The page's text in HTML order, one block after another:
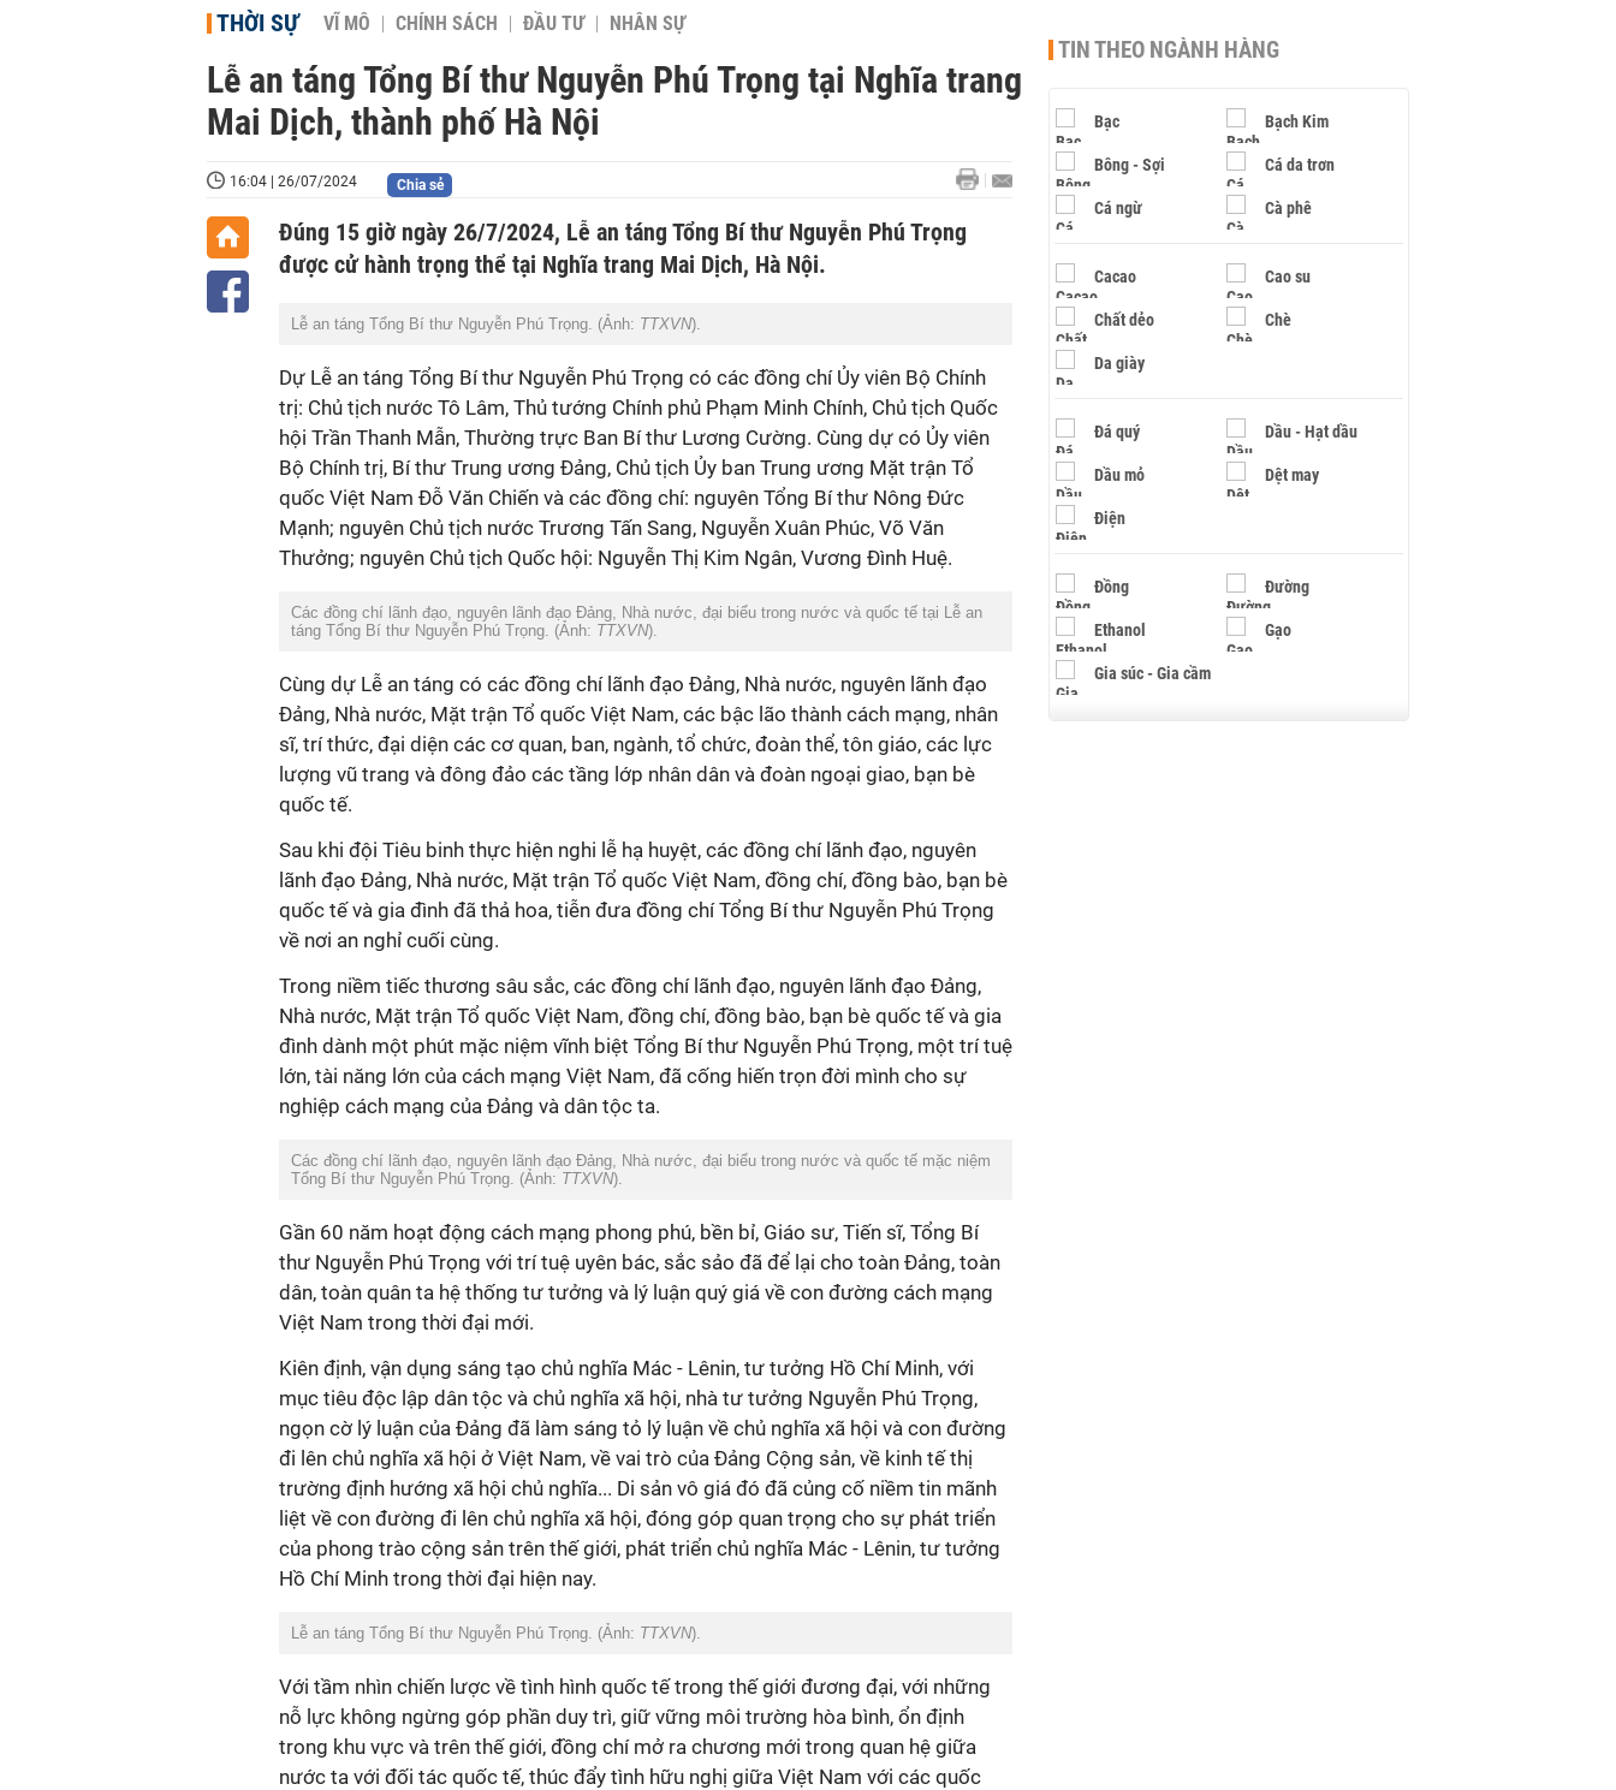
THỜI SỰ VĨ MÔ CHÍNH SÁCH ĐẦU TƯ NHÂN SỰ
Lễ an táng Tổng Bí thư Nguyễn Phú Trọng tại Nghĩa trang
Mai Dịch, thành phố Hà Nội
16:04 | 26/07/2024 Chia sẻ
Đúng 15 giờ ngày 26/7/2024, Lễ an táng Tổng Bí thư Nguyễn Phú Trọng
được cử hành trọng thể tại Nghĩa trang Mai Dịch, Hà Nội.
Lễ an táng Tổng Bí thư Nguyễn Phú Trọng. (Ảnh: TTXVN).
Dự Lễ an táng Tổng Bí thư Nguyễn Phú Trọng có các đồng chí Ủy viên Bộ Chính
trị: Chủ tịch nước Tô Lâm, Thủ tướng Chính phủ Phạm Minh Chính, Chủ tịch Quốc
hội Trần Thanh Mẫn, Thường trực Ban Bí thư Lương Cường. Cùng dự có Ủy viên
Bộ Chính trị, Bí thư Trung ương Đảng, Chủ tịch Ủy ban Trung ương Mặt trận Tổ
quốc Việt Nam Đỗ Văn Chiến và các đồng chí: nguyên Tổng Bí thư Nông Ðức
Mạnh; nguyên Chủ tịch nước Trương Tấn Sang, Nguyễn Xuân Phúc, Võ Văn
Thưởng; nguyên Chủ tịch Quốc hội: Nguyễn Thị Kim Ngân, Vương Đình Huệ.
Các đồng chí lãnh đạo, nguyên lãnh đạo Đảng, Nhà nước, đại biểu trong nước và quốc tế tại Lễ an
táng Tổng Bí thư Nguyễn Phú Trọng. (Ảnh: TTXVN).
Cùng dự Lễ an táng có các đồng chí lãnh đạo Đảng, Nhà nước, nguyên lãnh đạo
Đảng, Nhà nước, Mặt trận Tổ quốc Việt Nam, các bậc lão thành cách mạng, nhân
sĩ, trí thức, đại diện các cơ quan, ban, ngành, tổ chức, đoàn thể, tôn giáo, các lực
lượng vũ trang và đông đảo các tầng lớp nhân dân và đoàn ngoại giao, bạn bè
quốc tế.
Sau khi đội Tiêu binh thực hiện nghi lễ hạ huyệt, các đồng chí lãnh đạo, nguyên
lãnh đạo Đảng, Nhà nước, Mặt trận Tổ quốc Việt Nam, đồng chí, đồng bào, bạn bè
quốc tế và gia đình đã thả hoa, tiễn đưa đồng chí Tổng Bí thư Nguyễn Phú Trọng
về nơi an nghỉ cuối cùng.
Trong niềm tiếc thương sâu sắc, các đồng chí lãnh đạo, nguyên lãnh đạo Đảng,
Nhà nước, Mặt trận Tổ quốc Việt Nam, đồng chí, đồng bào, bạn bè quốc tế và gia
đình dành một phút mặc niệm vĩnh biệt Tổng Bí thư Nguyễn Phú Trọng, một trí tuệ
lớn, tài năng lớn của cách mạng Việt Nam, đã cống hiến trọn đời mình cho sự
nghiệp cách mạng của Đảng và dân tộc ta.
Các đồng chí lãnh đạo, nguyên lãnh đạo Đảng, Nhà nước, đại biểu trong nước và quốc tế mặc niệm
Tổng Bí thư Nguyễn Phú Trọng. (Ảnh: TTXVN).
Gần 60 năm hoạt động cách mạng phong phú, bền bỉ, Giáo sư, Tiến sĩ, Tổng Bí
thư Nguyễn Phú Trọng với trí tuệ uyên bác, sắc sảo đã để lại cho toàn Đảng, toàn
dân, toàn quân ta hệ thống tư tưởng và lý luận quý giá về con đường cách mạng
Việt Nam trong thời đại mới.
Kiên định, vận dụng sáng tạo chủ nghĩa Mác - Lênin, tư tưởng Hồ Chí Minh, với
mục tiêu độc lập dân tộc và chủ nghĩa xã hội, nhà tư tưởng Nguyễn Phú Trọng,
ngọn cờ lý luận của Đảng đã làm sáng tỏ lý luận về chủ nghĩa xã hội và con đường
đi lên chủ nghĩa xã hội ở Việt Nam, về vai trò của Đảng Cộng sản, về kinh tế thị
trường định hướng xã hội chủ nghĩa... Di sản vô giá đó đã củng cố niềm tin mãnh
liệt về con đường đi lên chủ nghĩa xã hội, đóng góp quan trọng cho sự phát triển
của phong trào cộng sản trên thế giới, phát triển chủ nghĩa Mác - Lênin, tư tưởng
Hồ Chí Minh trong thời đại hiện nay.
Lễ an táng Tổng Bí thư Nguyễn Phú Trọng. (Ảnh: TTXVN).
Với tầm nhìn chiến lược về tình hình quốc tế trong thế giới đương đại, với những
nỗ lực không ngừng góp phần duy trì, giữ vững môi trường hòa bình, ổn định
trong khu vực và trên thế giới, đồng chí mở ra chương mới trong quan hệ giữa
nước ta với đối tác quốc tế, thúc đẩy tình hữu nghị giữa Việt Nam với các quốc
TIN THEO NGÀNH HÀNG
Bạc Bạch Kim
Bông - Sợi Cá da trơn
Cá ngừ Cà phê
Cacao Cao su
Chất dẻo Chè
Da giày
Đá quý Dầu - Hạt dầu
Dầu mỏ Dệt may
Điện
Đồng Đường
Ethanol Gạo
Gia súc - Gia cầm